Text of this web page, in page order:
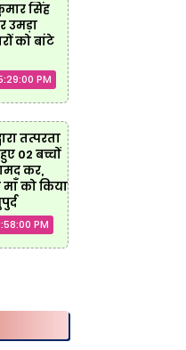
सिंह
उमड़ा
को बांटे
PM
तत्परता
02 बच्चों
कर,
को किया
PM